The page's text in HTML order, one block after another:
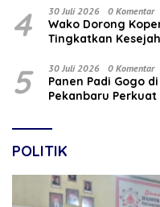
4 30 Juli 2026 0 Komentar
Wako Dorong
Tingkatkan
5 30 Juli 2026 0 Komentar
Panen Padi Gogo
Pekanbaru
POLITIK